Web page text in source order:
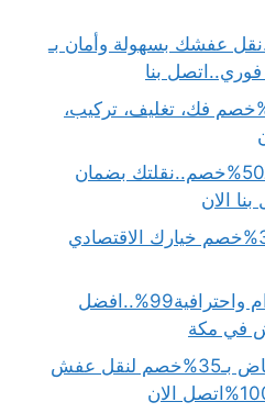
عفشك بسهولة وأمان بـ
نقل عفش جدة بـ35%خصم فك، تغليف، تركيب،
شركة نقل عفش بجدة..بـ50%خصم..نقلتك بضمان
ونيت نقل عفش جدة بـ35%خصم خيارك الاقتصادي
ونيت نقل عفش مكه التزام واحترافية99%..افضل
في مكة
دينا نقل عفش شمال الرياض بـ35%خصم لنقل عفش